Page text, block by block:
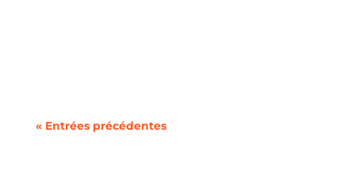
« Entrées précédentes